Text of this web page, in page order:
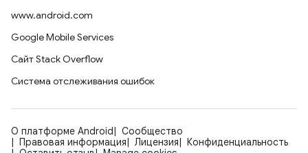
www.android.com
Google Mobile Services
Сайт Stack Overflow
Система отслеживания ошибок
О платформе Android
Сообщество
Правовая информация
Лицензия
Конфиденциальность